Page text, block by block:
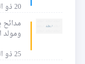
20 ذو الحجة 1437 للهجرة
مدائح
ومولد
25 ذو الحجة 1437 للهجرة